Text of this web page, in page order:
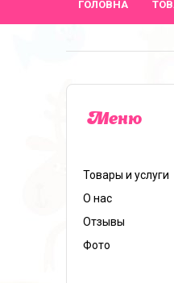
ГОЛОВНА
Товары и услуги
О нас
Отзывы
Фото